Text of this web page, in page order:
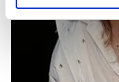
elimizden gelen
reklamların
kalemimiz olduğunu
Her halükârda,